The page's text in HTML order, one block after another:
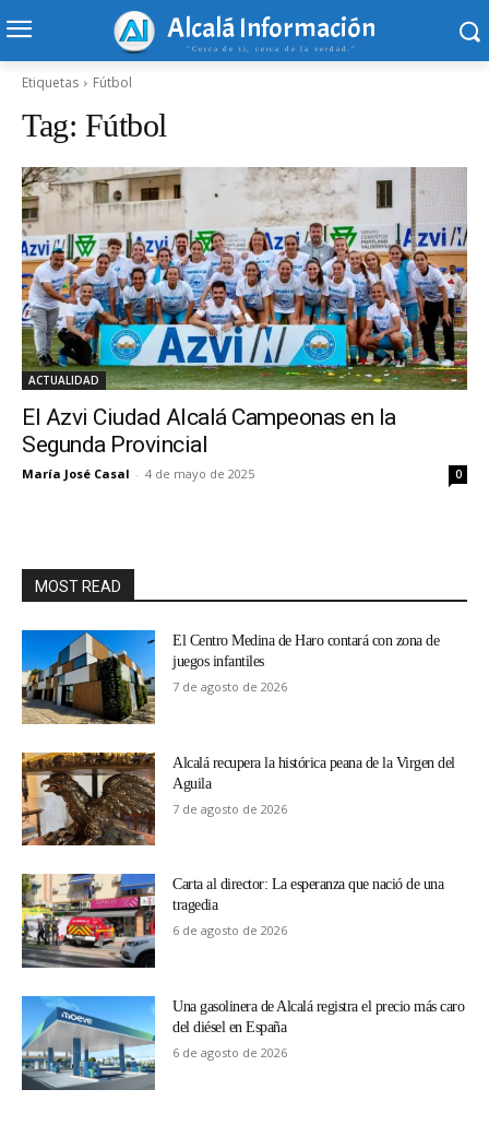
Alcalá Información
"Cerca de ti, cerca de la verdad."
Etiquetas Fútbol
Tag: Fútbol
ACTUALIDAD
El Azvi Ciudad Alcalá Campeonas en la
Segunda Provincial
María José Casal - 4 de mayo de 2025 0
MOST READ
El Centro Medina de Haro contará con zona de
juegos infantiles
7 de agosto de 2026
Alcalá recupera la histórica peana de la Virgen del
Aguila
7 de agosto de 2026
Carta al director: La esperanza que nació de una
tragedia
6 de agosto de 2026
Una gasolinera de Alcalá registra el precio más caro
del diésel en España
6 de agosto de 2026